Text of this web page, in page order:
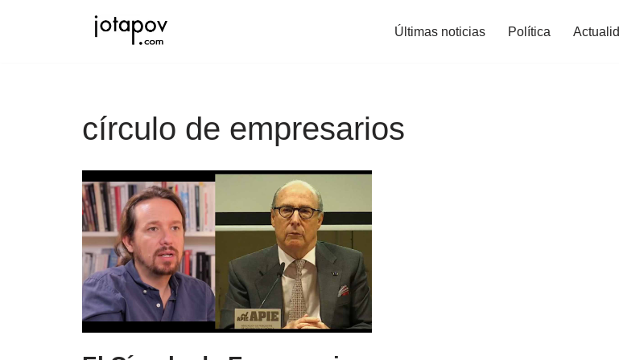
Últimas noticias Política
círculo de empresarios